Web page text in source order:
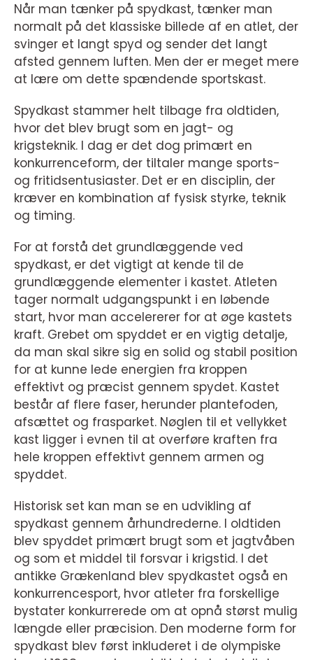
Når man tænker på spydkast, tænker man
normalt på det klassiske billede af en atlet, der
svinger et langt spyd og sender det langt
afsted gennem luften. Men der er meget mere
at lære om dette spændende sportskast.
Spydkast stammer helt tilbage fra oldtiden,
hvor det blev brugt som en jagt- og
krigsteknik. I dag er det dog primært en
konkurrenceform, der tiltaler mange sports-
og fritidsentusiaster. Det er en disciplin, der
kræver en kombination af fysisk styrke, teknik
og timing.
For at forstå det grundlæggende ved
spydkast, er det vigtigt at kende til de
grundlæggende elementer i kastet. Atleten
tager normalt udgangspunkt i en løbende
start, hvor man accelererer for at øge kastets
kraft. Grebet om spyddet er en vigtig detalje,
da man skal sikre sig en solid og stabil position
for at kunne lede energien fra kroppen
effektivt og præcist gennem spydet. Kastet
består af flere faser, herunder plantefoden,
afsættet og frasparket. Nøglen til et vellykket
kast ligger i evnen til at overføre kraften fra
hele kroppen effektivt gennem armen og
spyddet.
Historisk set kan man se en udvikling af
spydkast gennem århundrederne. I oldtiden
blev spyddet primært brugt som et jagtvåben
og som et middel til forsvar i krigstid. I det
antikke Grækenland blev spydkastet også en
konkurrencesport, hvor atleter fra forskellige
bystater konkurrerede om at opnå størst mulig
længde eller præcision. Den moderne form for
spydkast blev først inkluderet i de olympiske